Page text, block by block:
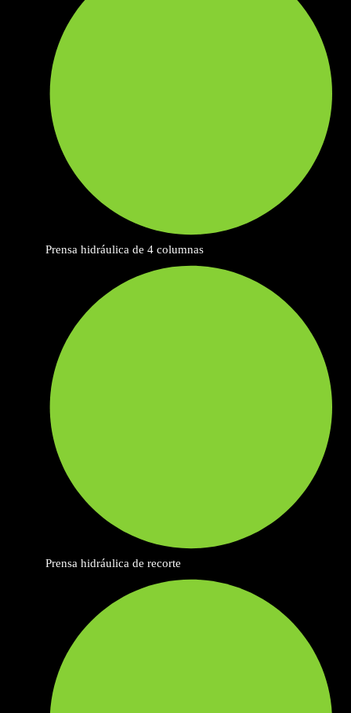
Prensa hidráulica de 4 columnas
Prensa hidráulica de recorte